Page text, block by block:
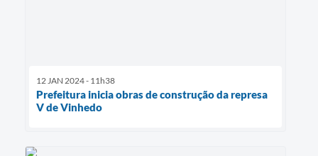
12 JAN 2024 - 11h38
Prefeitura inicia obras de construção da represa
V de Vinhedo